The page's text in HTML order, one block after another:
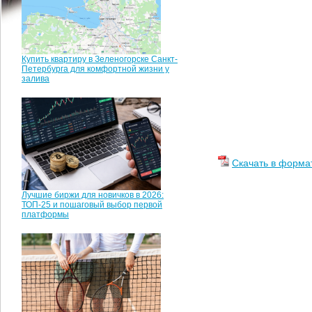
Купить квартиру в Зеленогорске Санкт-
Петербурга для комфортной жизни у
залива
Лучшие биржи для новичков в 2026:
ТОП-25 и пошаговый выбор первой
платформы
Скачать в